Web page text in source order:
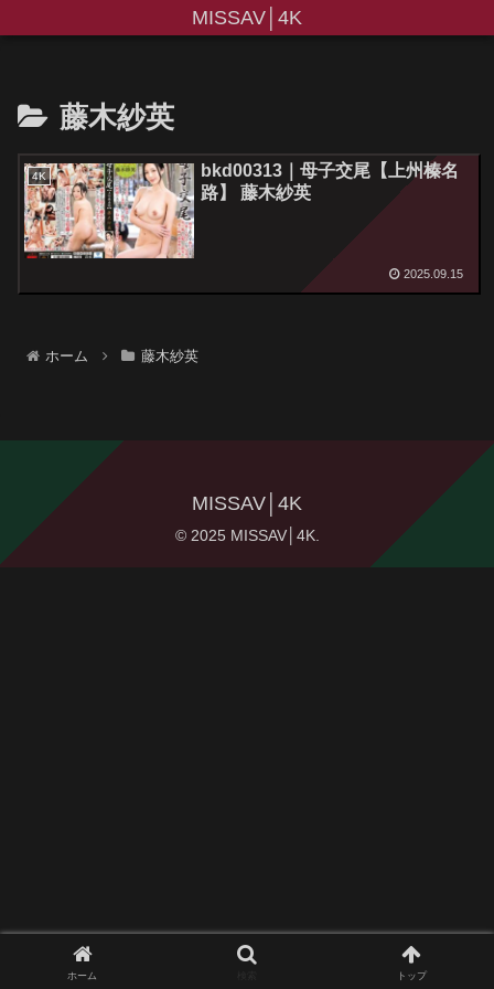
MISSAV│4K
藤木紗英
4K
bkd00313｜母子交尾【上州榛名
路】 藤木紗英
2025.09.15
ホーム 藤木紗英
MISSAV│4K
© 2025 MISSAV│4K.
ホーム トップ